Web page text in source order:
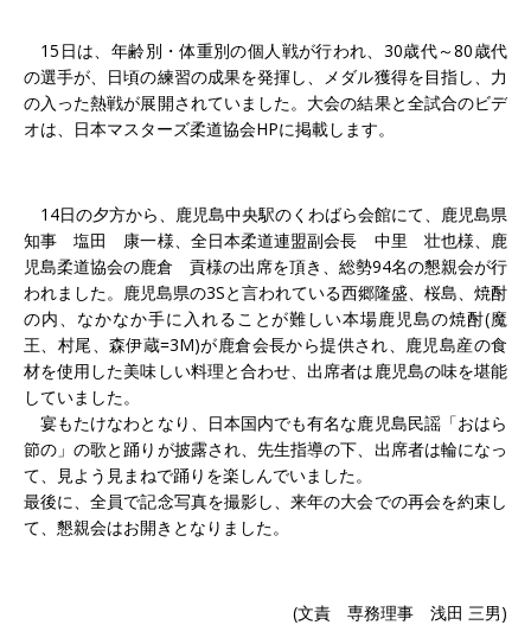
15日は、年齢別・体重別の個人戦が行われ、30歳代～80歳代
の選手が、日頃の練習の成果を発揮し、メダル獲得を目指し、力
の入った熱戦が展開されていました。大会の結果と全試合のビデ
オは、日本マスターズ柔道協会HPに掲載します。
14日の夕方から、鹿児島中央駅のくわばら会館にて、鹿児島県
知事 塩田 康一様、全日本柔道連盟副会長 中里 壮也様、鹿
児島柔道協会の鹿倉 貢様の出席を頂き、総勢94名の懇親会が行
われました。鹿児島県の3Sと言われている西郷隆盛、桜島、焼酎
の内、なかなか手に入れることが難しい本場鹿児島の焼酎(魔
王、村尾、森伊蔵=3M)が鹿倉会長から提供され、鹿児島産の食
材を使用した美味しい料理と合わせ、出席者は鹿児島の味を堪能
していました。
宴もたけなわとなり、日本国内でも有名な鹿児島民謡「おはら
節の」の歌と踊りが披露され、先生指導の下、出席者は輪になっ
て、見よう見まねで踊りを楽しんでいました。
最後に、全員で記念写真を撮影し、来年の大会での再会を約束し
て、懇親会はお開きとなりました。
(文責 専務理事 浅田 三男)